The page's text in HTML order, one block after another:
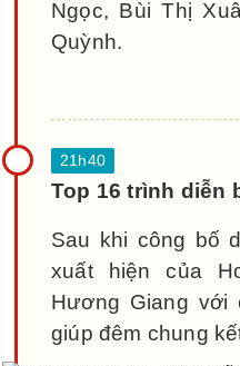
Ngọc, Bùi Thị
Quỳnh.
Top 16 trình diễn
Sau khi công bố
xuất hiện của
Hương Giang với
giúp đêm chung